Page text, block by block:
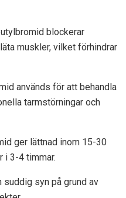
blockerar
muskler, vilket förhindrar
används för att behandla
tarmstörningar och
ger lättnad inom 15-30
i 3-4 timmar.
suddig syn på grund av